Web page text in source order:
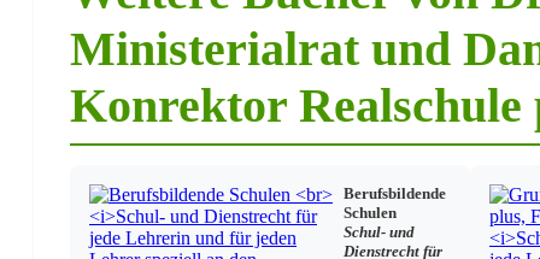
Landesbeamtengesetz
Tarifvertrag
Besoldung
Mehrarbeit
Nebenamtliche/Nebenberufliche Tätigkeit
Allgemeines Dienst- und Beamtenrecht
Haftung
Arbeitszeit / Pflichtstunden
Urlaub
Ministerialrat und
Konrektor Realschule
Berufsbildende
Schulen
Schul- und
Dienstrecht für